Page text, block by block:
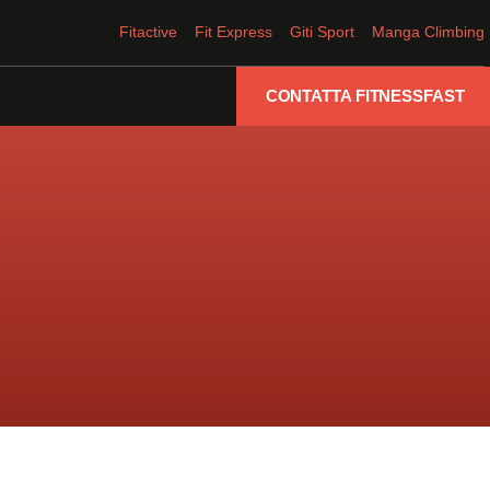
Fitactive Fit Express Giti Sport Manga Climbing
CONTATTA FITNESSFAST